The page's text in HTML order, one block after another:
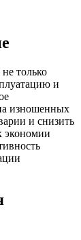
только
и
изношенных
и снизить
экономии